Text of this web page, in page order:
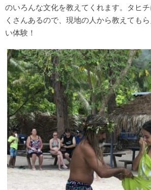
のいろんな文化を教えてくれます。タヒ
くさんあるので、現地の人から教えても
い体験！